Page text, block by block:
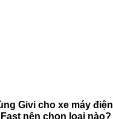
Givi cho xe máy điện
nên chọn loại nào?